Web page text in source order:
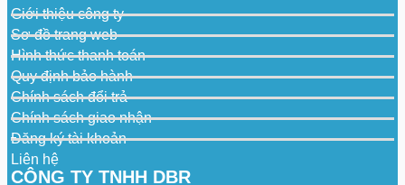
Parental
Controls
Time Controls
WAN Types
Static IP
PPPoE
PPTP
L2TP
Quality of
Service
Giới thiệu công ty
Sơ đồ trang web
Hình thức thanh toán
Quy định bảo hành
Chính sách đổi trả
Chính sách giao nhận
Đăng ký tài khoản
Liên hệ
CÔNG TY TNHH DBR